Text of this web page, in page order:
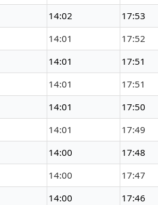
14:02 17:53
14:01 17:52
14:01 17:51
14:01 17:51
14:01 17:50
14:01 17:49
14:00 17:48
14:00 17:47
14:00 17:46